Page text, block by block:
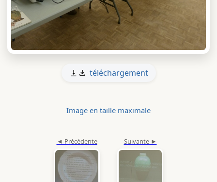
téléchargement
Image en taille maximale